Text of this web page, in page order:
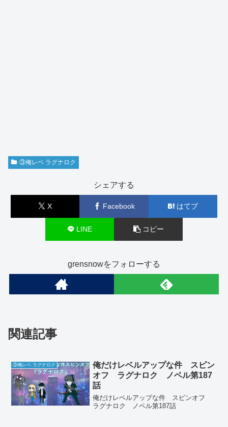
③俺レベ ラグナロク
シェアする
X Facebook はてブ
LINE コピー
grensnowをフォローする
関連記事
③俺レベ ラグナロク
俺だけレベルアップな件 スピン
オフ ラグナロク ノベル第187
話
俺だけレベルアップな件 スピンオフ
ラグナロク ノベル第187話